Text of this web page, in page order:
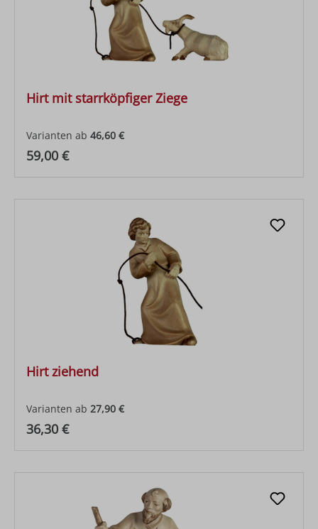
Hirt mit starrköpfiger Ziege
Varianten ab 46,60 €
Regulärer Preis:
59,00 €
Hirt ziehend
Varianten ab 27,90 €
Regulärer Preis:
36,30 €